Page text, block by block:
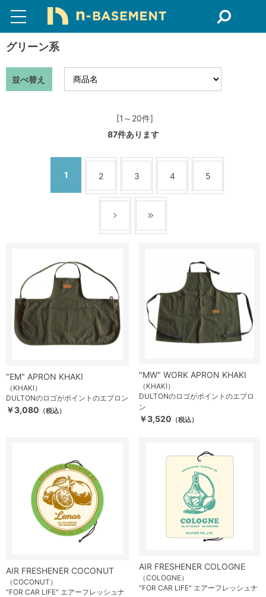
グリーン系
並べ替え
[1～20件]
87件あります
1 2 3 4 5
"EM" APRON KHAKI
（KHAKI）
DULTONのロゴがポイントのエプロン
￥3,080 （税込）
"MW" WORK APRON KHAKI
（KHAKI）
DULTONのロゴがポイントのエプロ
ン
￥3,520 （税込）
AIR FRESHENER COCONUT
（COCONUT）
"FOR CAR LIFE" エアーフレッシュナ
AIR FRESHENER COLOGNE
（COLOGNE）
"FOR CAR LIFE" エアーフレッシュナ